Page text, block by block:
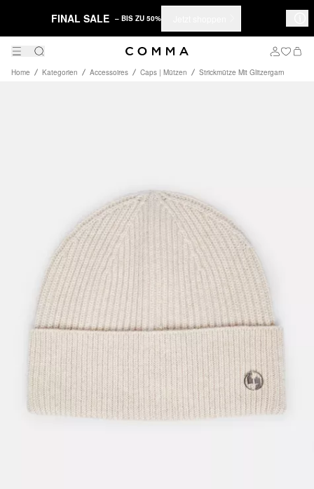
FINAL SALE – BIS ZU 50%
Home Kategorien Accessoires Caps | Mützen Strickmütze Mit Glitzergarn